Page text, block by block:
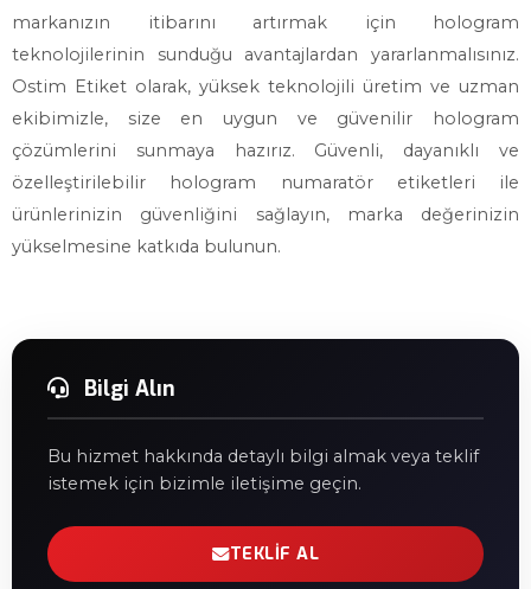
markanızın itibarını artırmak için hologram
teknolojilerinin sunduğu avantajlardan yararlanmalısınız.
Ostim Etiket olarak, yüksek teknolojili üretim ve uzman
ekibimizle, size en uygun ve güvenilir hologram
çözümlerini sunmaya hazırız. Güvenli, dayanıklı ve
özelleştirilebilir hologram numaratör etiketleri ile
ürünlerinizin güvenliğini sağlayın, marka değerinizin
yükselmesine katkıda bulunun.
Bilgi Alın
Bu hizmet hakkında detaylı bilgi almak veya teklif
istemek için bizimle iletişime geçin.
TEKLIF AL